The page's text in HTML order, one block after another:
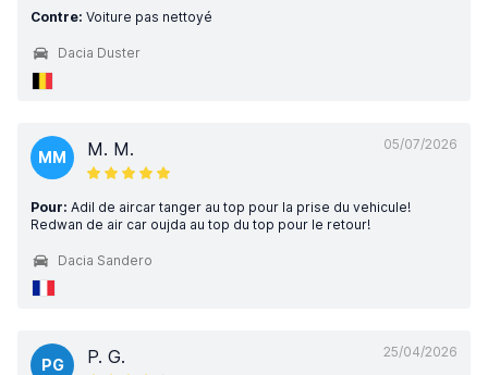
Contre: Voiture pas nettoyé
Dacia Duster
05/07/2026
MM M. M.
Pour: Adil de aircar tanger au top pour la prise du vehicule!
Redwan de air car oujda au top du top pour le retour!
Dacia Sandero
25/04/2026
PG P. G.